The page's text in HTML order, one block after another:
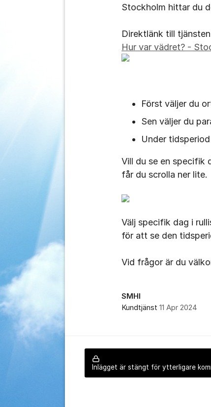
Stockholm hittar du
Direktlänk till
Hur var vädret? -
Först väljer du
Sen väljer du
Under
Vill du se en specifik
får du scrolla ner lite.
Välj specifik dag i
för att se den
Vid frågor är du
SMHI
Kundtjänst 11 Apr 2024
Inlägget är stängt för ytterligare